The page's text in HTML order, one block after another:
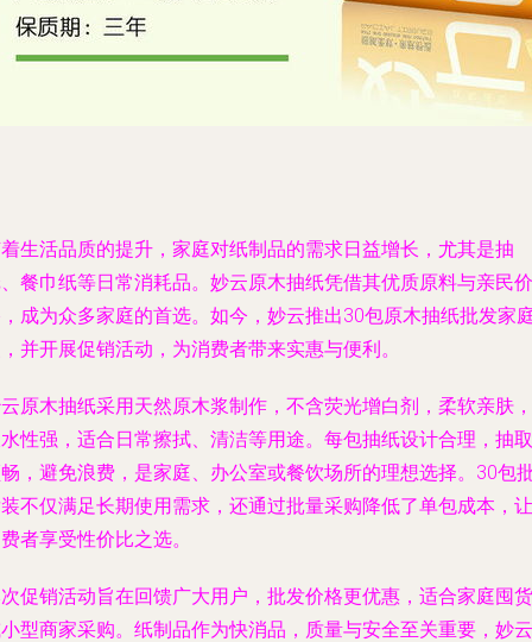
生活品质的提升，家庭对纸制品的需求日益增长，尤其是抽
餐巾纸等日常消耗品。妙云原木抽纸凭借其优质原料与亲民价
成为众多家庭的首选。如今，妙云推出30包原木抽纸批发家
并开展促销活动，为消费者带来实惠与便利。
原木抽纸采用天然原木浆制作，不含荧光增白剂，柔软亲肤，
性强，适合日常擦拭、清洁等用途。每包抽纸设计合理，抽取
，避免浪费，是家庭、办公室或餐饮场所的理想选择。30包
不仅满足长期使用需求，还通过批量采购降低了单包成本，让
者享受性价比之选。
促销活动旨在回馈广大用户，批发价格更优惠，适合家庭囤货
型商家采购。纸制品作为快消品，质量与安全至关重要，妙云